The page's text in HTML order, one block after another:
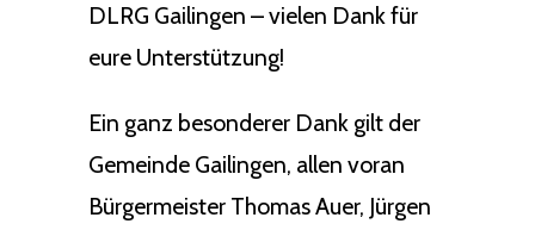
DLRG Gailingen – vielen Dank für
eure Unterstützung!
Ein ganz besonderer Dank gilt der
Gemeinde Gailingen, allen voran
Bürgermeister Thomas Auer, Jürgen